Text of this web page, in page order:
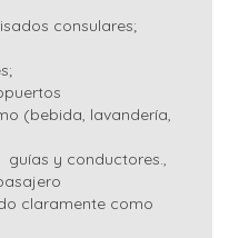
consulares;
(bebida, lavandería,
y conductores.,
claramente como